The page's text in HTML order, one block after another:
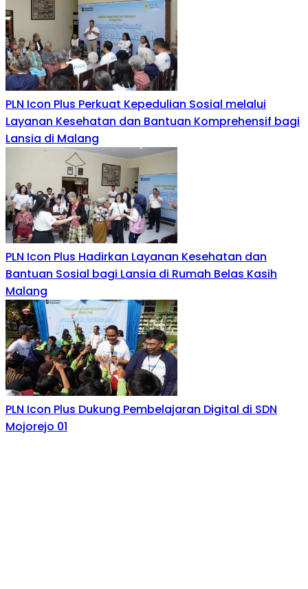
PLN Icon Plus Perkuat Kepedulian Sosial melalui
Layanan Kesehatan dan Bantuan Komprehensif bagi
Lansia di Malang
PLN Icon Plus Hadirkan Layanan Kesehatan dan
Bantuan Sosial bagi Lansia di Rumah Belas Kasih
Malang
PLN Icon Plus Dukung Pembelajaran Digital di SDN
Mojorejo 01